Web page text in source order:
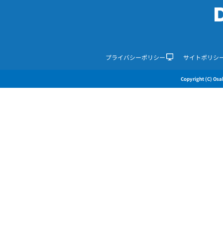
プライバシーポリシー サイトポリシ
Copyright (C)